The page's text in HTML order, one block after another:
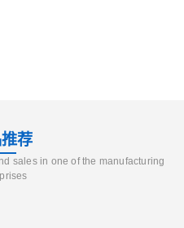
荐
sales in one of the manufacturing